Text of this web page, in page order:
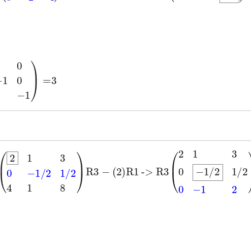
00
3
(
1 30
-1/2 1/2 41 8)
R3 -(2) R1
-> R3
(2 130
-1/21/2 0
-12 )